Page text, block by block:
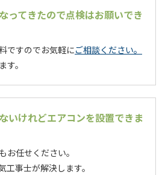
ってきたので点検はお願いでき
ですのでお気軽にご相談ください。
す。
いけれどエアコンを設置できま
お任せください。
工事士が解決します。